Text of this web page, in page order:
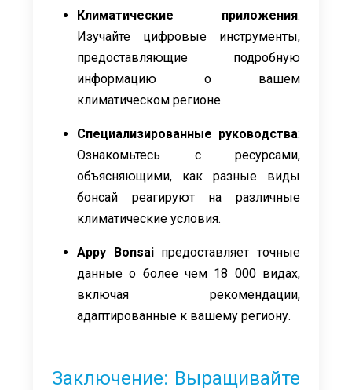
Климатические приложения:
Изучайте цифровые инструменты,
предоставляющие подробную
информацию о вашем
климатическом регионе.
Специализированные руководства:
Ознакомьтесь с ресурсами,
объясняющими, как разные виды
бонсай реагируют на различные
климатические условия.
Appy Bonsaiпредоставляет точные
данные о более чем 18 000 видах,
включая рекомендации,
адаптированные к вашему региону.
Заключение: Выращивайте